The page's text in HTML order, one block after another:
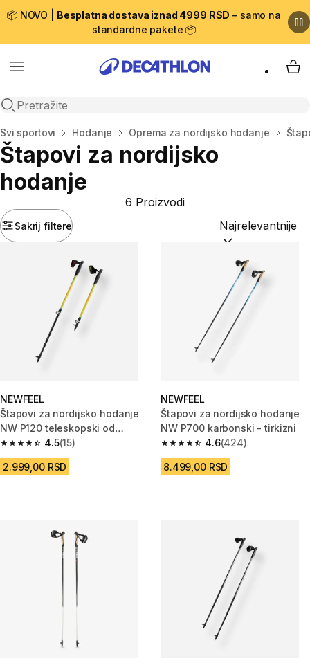
📦 NOVO | Besplatna dostava iznad 4999 RSD – samo na
standardne pakete 📦
Menu
Open search
My
Početna stranica
Svi sportovi Hodanje Oprema za nordijsko hodanje
Štapovi za nordijsko
hodanje
Sakrij filtere
6 Proizvodi
Sortiraj po:
NEWFEEL
Štapovi za nordijsko hodanje
NW P120 teleskopski od
alumijuma dečji - zeleni
4.5
4.5 od 5 zvezdica from 15 Recenzije
(15)
2.999,00 RSD
NEWFEEL
Štapovi za nordijsko hodanje
NW P700 karbonski - tirkizni
4.6
4.6 od 5 zvezdica from 424
(424)
8.499,00 RSD